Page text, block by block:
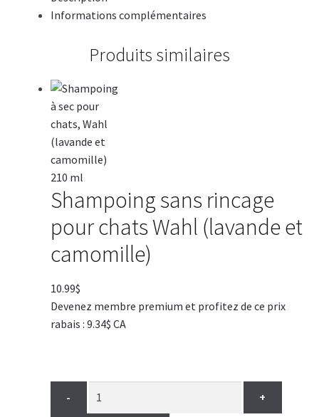
Informations complémentaires
Produits similaires
Shampoing sans rincage
pour chats Wahl (lavande et
camomille)
10.99$
Devenez membre premium et profitez de ce prix
rabais : 9.34$ CA
- +